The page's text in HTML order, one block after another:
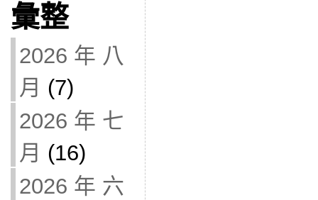
彙整
2026 年 八
月 (7)
2026 年 七
月 (16)
2026 年 六